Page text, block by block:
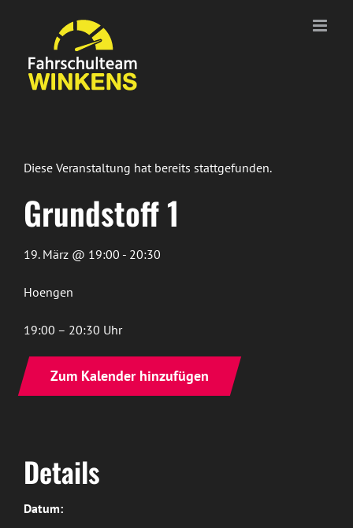
springen
Diese Veranstaltung hat bereits stattgefunden.
Grundstoff 1
19. März @ 19:00 - 20:30
Hoengen
19:00 – 20:30 Uhr
Zum Kalender hinzufügen
Details
Datum: